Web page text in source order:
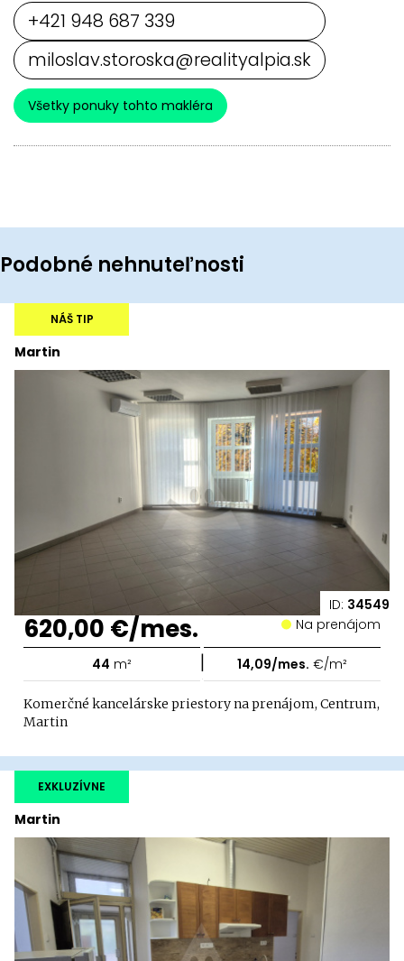
+421 948 687 339
miloslav.storoska@realityalpia.sk
Všetky ponuky tohto makléra
Podobné nehnuteľnosti
ID: 34549
Martin
NÁŠ TIP
620,00 €/mes. Na prenájom
44 m² | 14,09/mes. €/m²
Komerčné kancelárske priestory na prenájom, Centrum,
Martin
Martin
EXKLUZÍVNE